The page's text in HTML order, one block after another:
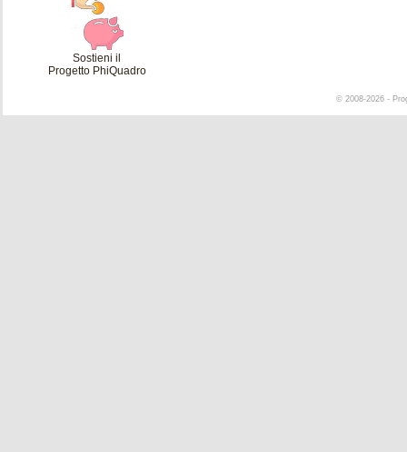
Sostieni il
Progetto PhiQuadro
© 2008-2026 -